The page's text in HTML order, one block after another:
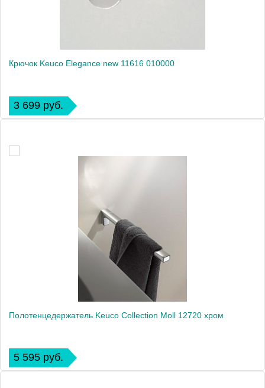
Крючок Keuco Elegance new 11616 010000
3 699 руб.
Полотенцедержатель Keuco Collection Moll 12720 хром
5 595 руб.